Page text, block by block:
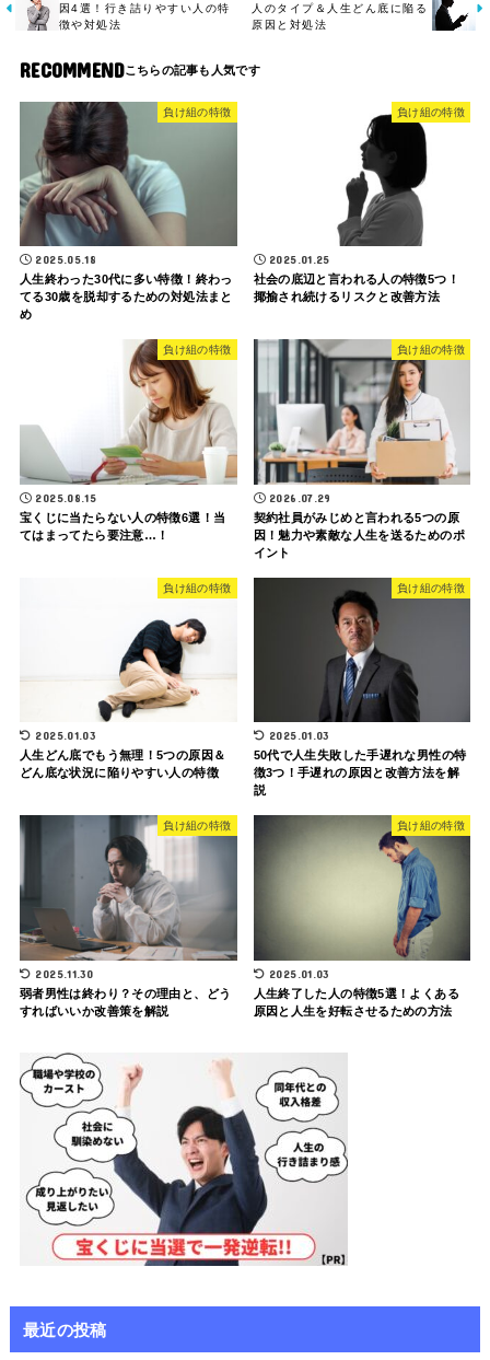
因4選！行き詰りやすい人の特
徴や対処法
人のタイプ＆人生どん底に陥る
原因と対処法
RECOMMEND
負け組の特徴
2025.05.18
人生終わった30代に多い特徴！終わっ
てる30歳を脱却するための対処法まと
め
負け組の特徴
2025.01.25
社会の底辺と言われる人の特徴5つ！
揶揄され続けるリスクと改善方法
負け組の特徴
2025.08.15
宝くじに当たらない人の特徴6選！当
てはまってたら要注意…！
負け組の特徴
2026.07.29
契約社員がみじめと言われる5つの原
因！魅力や素敵な人生を送るためのポ
イント
負け組の特徴
2025.01.03
人生どん底でもう無理！5つの原因＆
どん底な状況に陥りやすい人の特徴
負け組の特徴
2025.01.03
50代で人生失敗した手遅れな男性の特
徴3つ！手遅れの原因と改善方法を解
説
負け組の特徴
2025.11.30
弱者男性は終わり？その理由と、どう
すればいいか改善策を解説
負け組の特徴
2025.01.03
人生終了した人の特徴5選！よくある
原因と人生を好転させるための方法
最近の投稿